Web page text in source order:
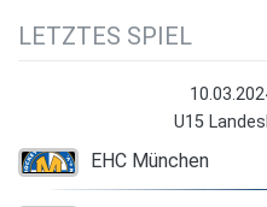
LETZTES SPIEL
U15
EHC München